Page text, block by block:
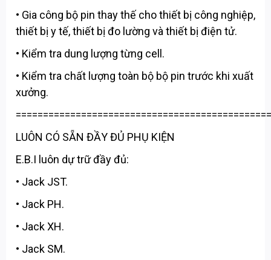
• Gia công bộ pin thay thế cho thiết bị công nghiệp,
thiết bị y tế, thiết bị đo lường và thiết bị điện tử.
• Kiểm tra dung lượng từng cell.
• Kiểm tra chất lượng toàn bộ bộ pin trước khi xuất
xưởng.
LUÔN CÓ SẴN ĐẦY ĐỦ PHỤ KIỆN
E.B.I luôn dự trữ đầy đủ:
• Jack JST.
• Jack PH.
• Jack XH.
• Jack SM.